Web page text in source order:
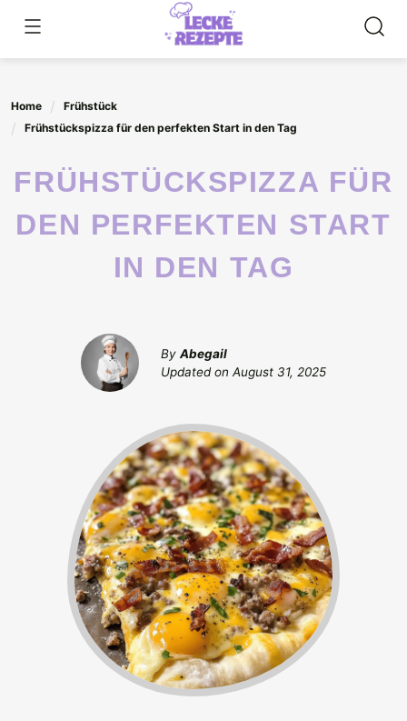
content
Home
Frühstück
Frühstückspizza für den perfekten Start in den Tag
FRÜHSTÜCKSPIZZA FÜR
DEN PERFEKTEN START
IN DEN TAG
By Abegail
Updated on August 31, 2025